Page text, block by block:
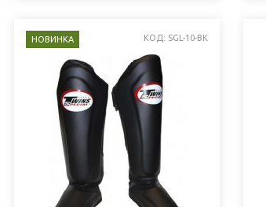
НОВИНКА КОД: SGL-10-BK